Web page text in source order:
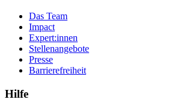
Das Team
Impact
Expert:innen
Stellenangebote
Presse
Barrierefreiheit
Hilfe